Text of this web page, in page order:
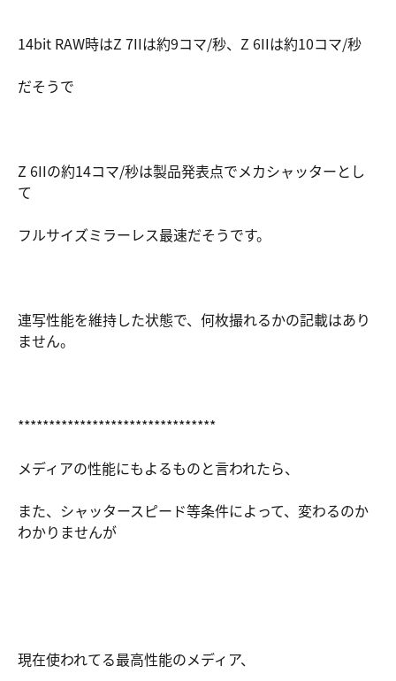
14bit RAW時はZ 7IIは約9コマ/秒、Z 6IIは約10コマ/秒
だそうで
Z 6IIの約14コマ/秒は製品発表点でメカシャッターとし
て
フルサイズミラーレス最速だそうです。
連写性能を維持した状態で、何枚撮れるかの記載はあり
ません。
********************************
メディアの性能にもよるものと言われたら、
また、シャッタースピード等条件によって、変わるのか
わかりませんが
現在使われてる最高性能のメディア、